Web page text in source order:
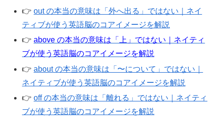
👉️out の本当の意味は「外へ出る」ではない｜ネイ
ティブが使う英語脳のコアイメージを解説
👉️above の本当の意味は「上」ではない｜ネイティ
ブが使う英語脳のコアイメージを解説
👉️about の本当の意味は「〜について」ではない｜
ネイティブが使う英語脳のコアイメージを解説
👉️off の本当の意味は「離れる」ではない｜ネイティ
ブが使う英語脳のコアイメージを解説